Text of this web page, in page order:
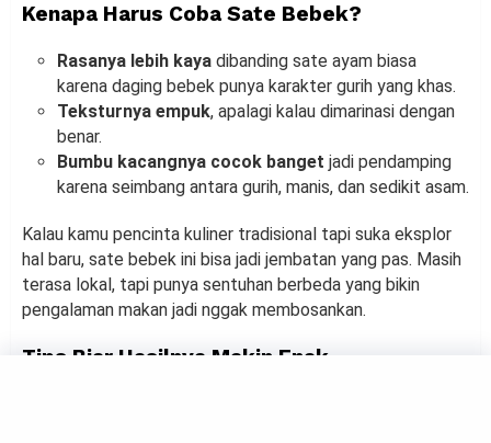
Kenapa Harus Coba Sate Bebek?
Rasanya lebih kaya dibanding sate ayam biasa
karena daging bebek punya karakter gurih yang khas.
Teksturnya empuk, apalagi kalau dimarinasi dengan
benar.
Bumbu kacangnya cocok banget jadi pendamping
karena seimbang antara gurih, manis, dan sedikit asam.
Kalau kamu pencinta kuliner tradisional tapi suka eksplor
hal baru, sate bebek ini bisa jadi jembatan yang pas. Masih
terasa lokal, tapi punya sentuhan berbeda yang bikin
pengalaman makan jadi nggak membosankan.
Tips Biar Hasilnya Makin Enak